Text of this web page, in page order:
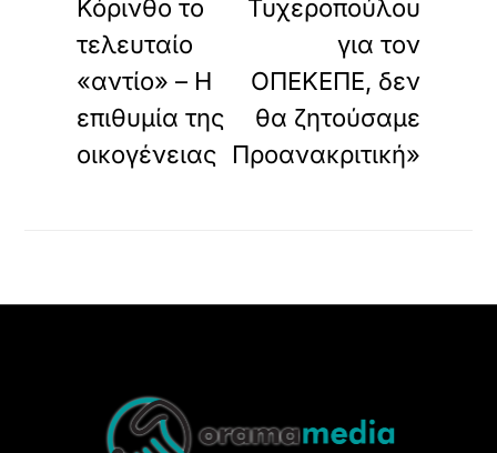
Κόρινθο το
τελευταίο
«αντίο» – Η
επιθυμία της
οικογένειας
Τυχεροπούλου
για τον
ΟΠΕΚΕΠΕ, δεν
θα ζητούσαμε
Προανακριτική»
Top